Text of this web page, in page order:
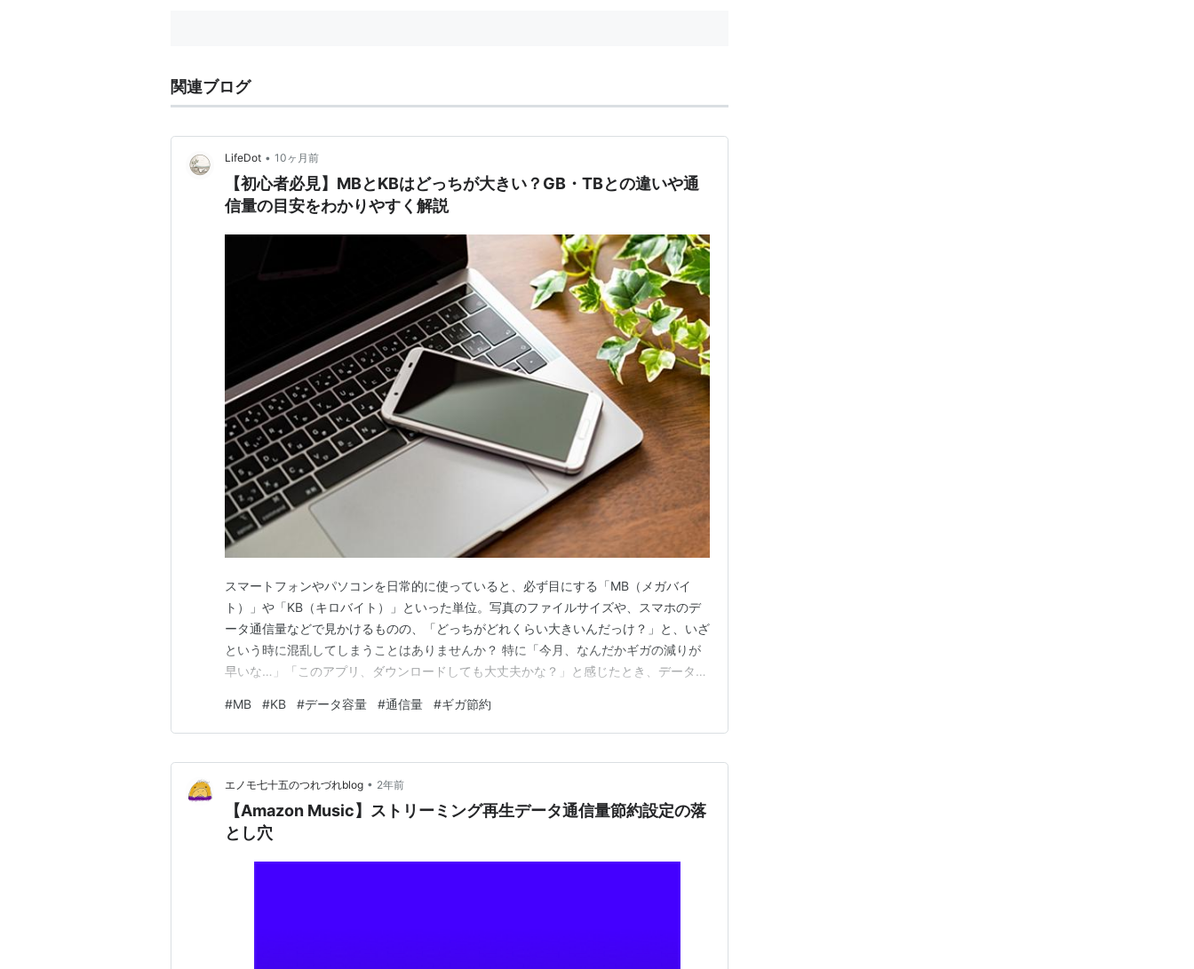
関連ブログ
LifeDot • 10ヶ月前
【初心者必見】MBとKBはどっちが大きい？GB・TBとの違いや通
信量の目安をわかりやすく解説
スマートフォンやパソコンを日常的に使っていると、必ず目にする「MB（メガバイ
ト）」や「KB（キロバイト）」といった単位。写真のファイルサイズや、スマホのデ
ータ通信量などで見かけるものの、「どっちがどれくらい大きいんだっけ？」と、いざ
という時に混乱してしまうことはありませんか？ 特に「今月、なんだかギガの減りが
早いな…」「このアプリ、ダウンロードしても大丈夫かな？」と感じたとき、データ容
は、データ容量の基本であるMBとKBの違いから、GB（ギガバイト）、TB（テラバイ
ト）との関係性、そして日常生活でどのくらいのデータ通…
#MB #KB #データ容量 #通信量 #ギガ節約
エノモ七十五のつれづれblog • 2年前
【Amazon Music】ストリーミング再生データ通信量節約設定の落
とし穴